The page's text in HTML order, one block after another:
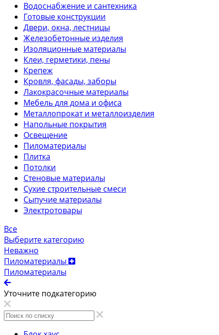
Водоснабжение и сантехника
Готовые конструкции
Двери, окна, лестницы
Железобетонные изделия
Изоляционные материалы
Клеи, герметики, пены
Крепеж
Кровля, фасады, заборы
Лакокрасочные материалы
Мебель для дома и офиса
Металлопрокат и металлоизделия
Напольные покрытия
Освещение
Пиломатериалы
Плитка
Потолки
Стеновые материалы
Сухие строительные смеси
Сыпучие материалы
Электротовары
Все
Выберите категорию
Неважно
Пиломатериалы
Пиломатериалы
Уточните подкатегорию